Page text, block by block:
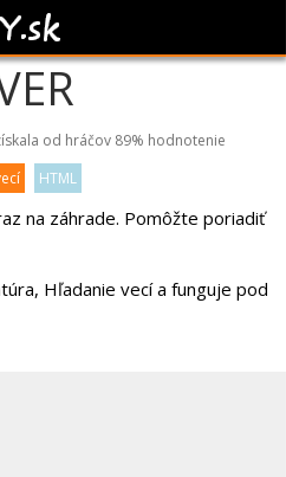
od hráčov 89% hodnotenie
HTML
na záhrade. Pomôžte poriadiť
Hľadanie vecí a funguje pod